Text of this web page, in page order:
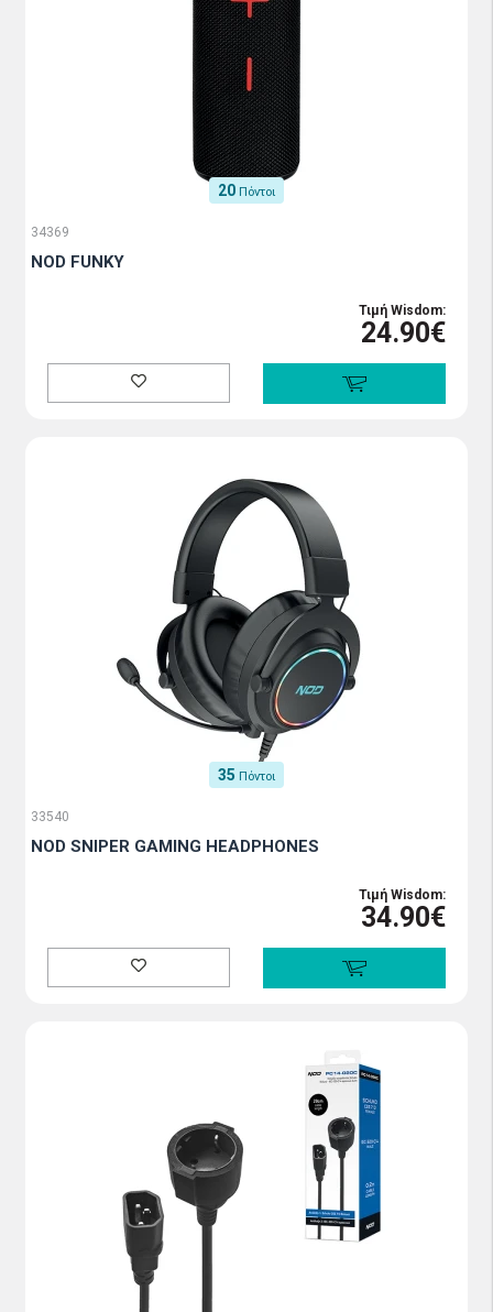
20 Πόντοι
34369
NOD FUNKY
Τιμή Wisdom:
24.90€
35 Πόντοι
33540
NOD SNIPER GAMING HEADPHONES
Τιμή Wisdom:
34.90€